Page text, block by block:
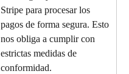
Stripe para procesar los
pagos de forma segura. Esto
nos obliga a cumplir con
estrictas medidas de
conformidad.